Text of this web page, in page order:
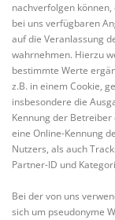
nachverfolgen
bei uns verfügbaren
auf die Veranlassung
wahrnehmen. Hierzu
bestimmte Werte
z.B. in einem Cookie,
insbesondere die
Kennung der
eine Online-Kennung
Nutzers, als auch
Partner-ID und
Bei der von uns
sich um pseudonyme